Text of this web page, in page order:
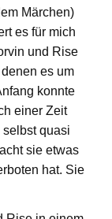
Märchen)
es für mich
und Rise
es um
konnte
einer Zeit
quasi
sie etwas
hat. Sie